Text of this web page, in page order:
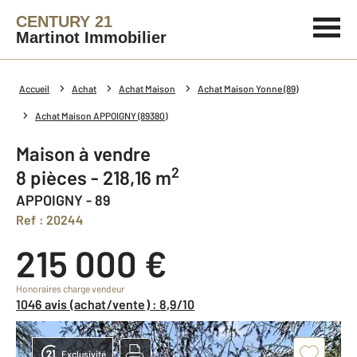
CENTURY 21
Martinot Immobilier
Accueil Achat Achat Maison Achat Maison Yonne (89)
Achat Maison APPOIGNY (89380)
Maison à vendre
8 pièces - 218,16 m2
APPOIGNY - 89
Ref : 20244
215 000 €
Honoraires charge vendeur
1046 avis (achat/vente) : 8,9/10
Exclusivité